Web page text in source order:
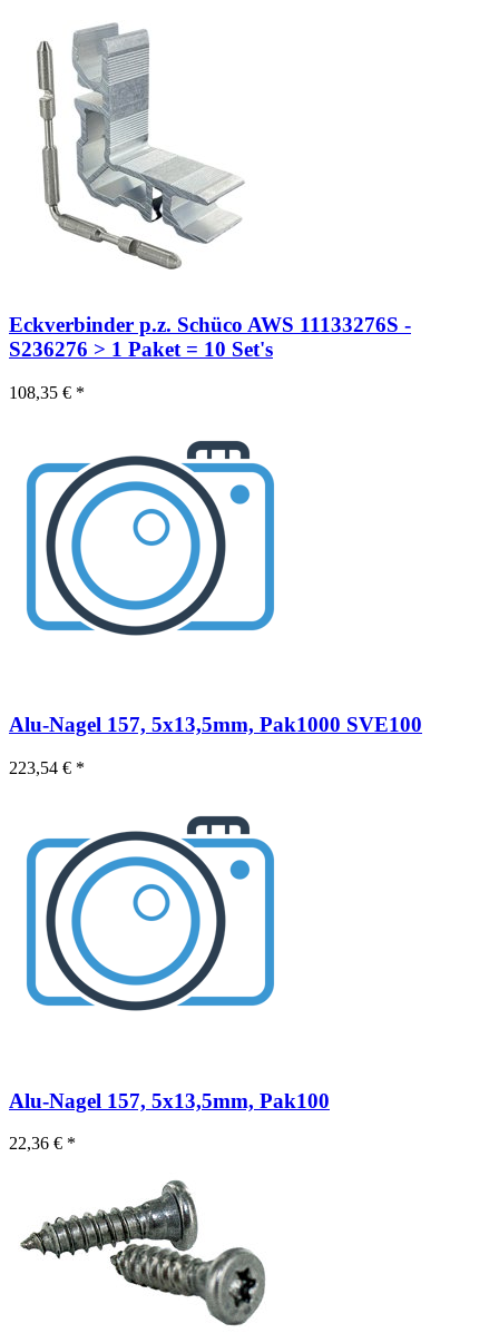
Eckverbinder p.z. Schüco AWS 11133276S -
S236276 > 1 Paket = 10 Set's
108,35 € *
Alu-Nagel 157, 5x13,5mm, Pak1000 SVE100
223,54 € *
Alu-Nagel 157, 5x13,5mm, Pak100
22,36 € *